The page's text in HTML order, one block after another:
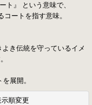
ト』 という意味で、
コートを指す意味。
よき伝統を守っているイメ
展開。
示順変更